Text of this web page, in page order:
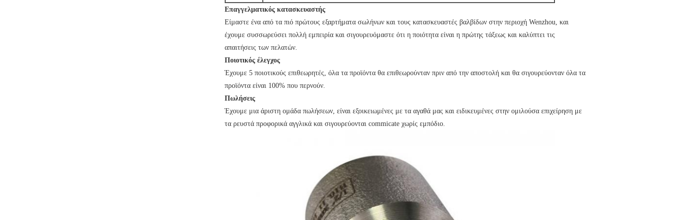
Επαγγελματικός κατασκευαστής
Είμαστε ένα από τα πιό πρώτους εξαρτήματα σωλήνων και τους κατασκευαστές βαλβίδων στην περιοχή Wenzhou, και
έχουμε συσσωρεύσει πολλή εμπειρία και σιγουρευόμαστε ότι η ποιότητα είναι η πρώτης τάξεως και καλύπτει τις
απαιτήσεις των πελατών.
Ποιοτικός έλεγχος
Έχουμε 5 ποιοτικούς επιθεωρητές, όλα τα προϊόντα θα επιθεωρούνταν πριν από την αποστολή και θα σιγουρεύονταν όλα τα
προϊόντα είναι 100% που περνούν.
Πωλήσεις
Έχουμε μια άριστη ομάδα πωλήσεων, είναι εξοικειωμένες με τα αγαθά μας και ειδικευμένες στην ομιλούσα επιχείρηση με
τα ρευστά προφορικά αγγλικά και σιγουρεύονται commicate χωρίς εμπόδιο.